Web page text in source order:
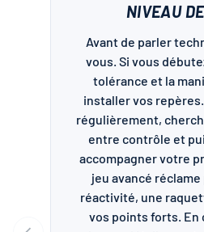
NIVEAU
Avant de parler
vous. Si vous
tolérance et la
installer vos
régulièrement,
entre contrôle et
accompagner votre
jeu avancé
réactivité, une
vos points forts. En